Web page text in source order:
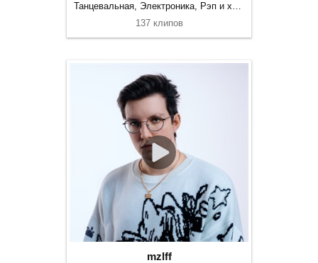
Танцевальная, Электроника, Рэп и хип-хоп
137 клипов
mzlff